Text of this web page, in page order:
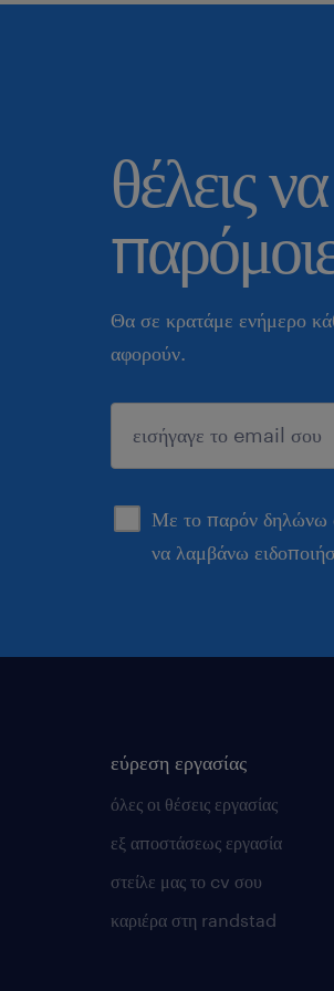
θέλεις
Θα σε κρατάμε ενήμερο
αφορούν.
Με το παρόν δηλώνω
να λαμβάνω
sυποβολή
εύρεση εργασίας
όλες οι θέσεις εργασίας
εξ αποστάσεως εργασία
στείλε μας το cv σου
καριέρα στη randstad